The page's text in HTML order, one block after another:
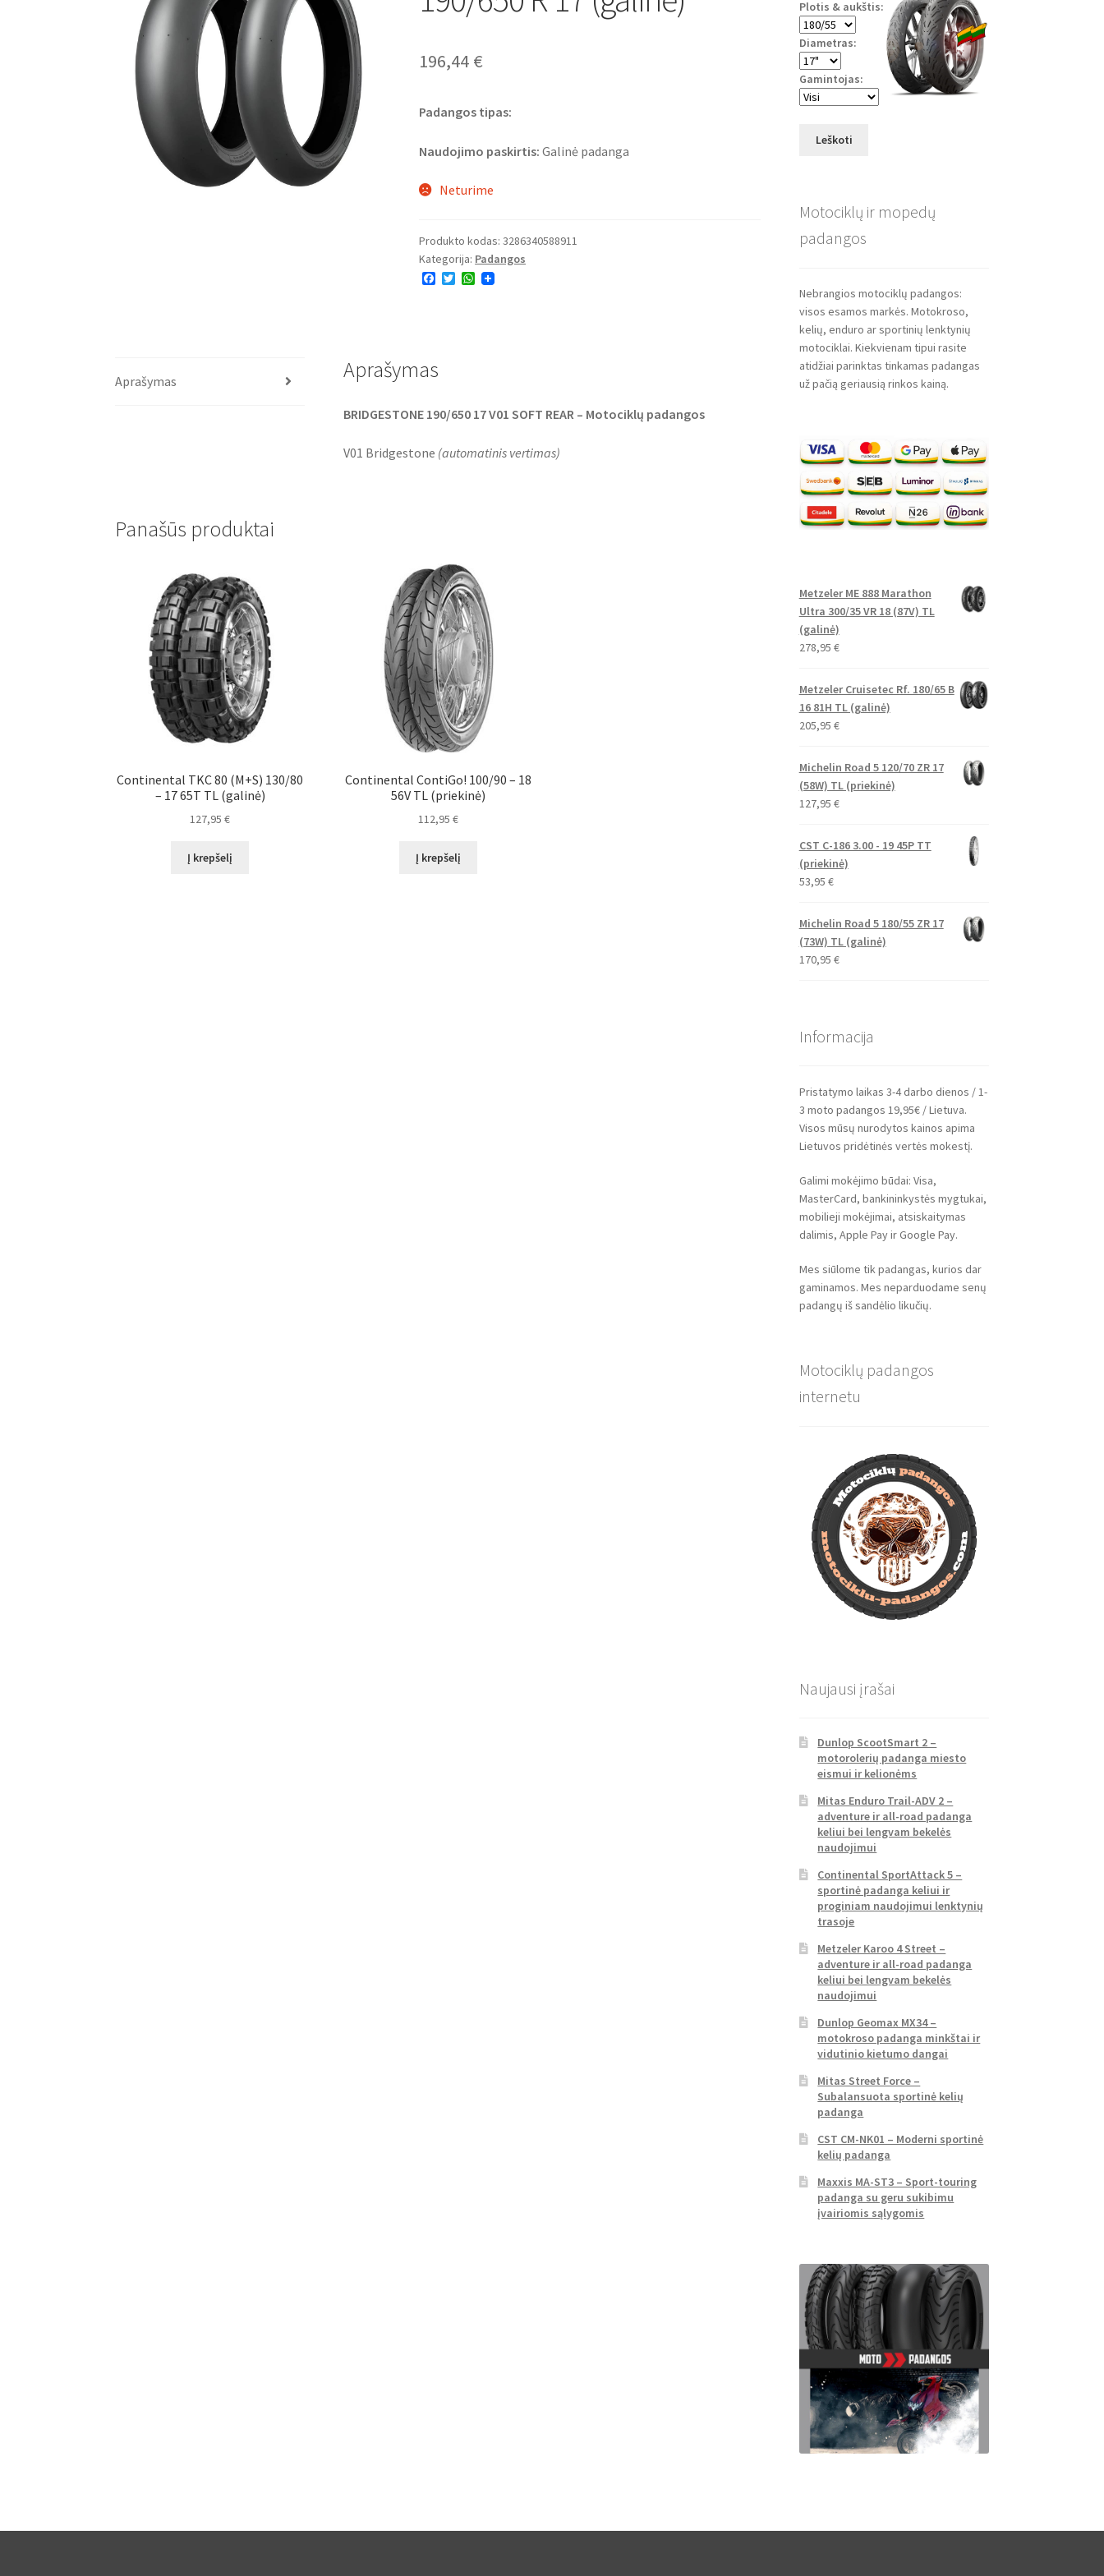
196,44 €
Padangos tipas:
Naudojimo paskirtis: Galinė padanga
Neturime
Produkto kodas:3286340588911
Kategorija: Padangos
F
k
T
W
Aprašymas Aprašymas
BRIDGESTONE 190/650 17 V01 SOFT REAR – Motociklų padangos
V01 Bridgestone (automatinis vertimas)
Panašūs produktai
Continental TKC 80 (M+S) 130/80
– 17 65T TL (galinė)
127,95€
Į krepšelį
Continental ContiGo! 100/90 – 18
56V TL (priekinė)
112,95 €
Į krepšelį
Plotis & aukštis:
Diametras:
Gamintojas:
Leškoti
Motociklų ir mopedų
padangos
Nebrangios motociklų padangos:
visos esamos markės. Motokroso,
kelių, enduro ar sportinių lenktynių
motociklai. Kiekvienam tipui rasite
atidžiai parinktas tinkamas padangas
už pačią geriausią rinkos kainą.
Metzeler ME 888 Marathon
Ultra 300/35 VR 18 (87V) TL
(galinė)
278,95 €
Metzeler Cruisetec Rf. 180/65 B
16 81H TL (galinė)
205,95 €
Michelin Road 5 120/70 ZR 17
(58W) TL (priekinė)
127,95 €
CST C-186 3.00 - 19 45P TT
(priekinė)
53,95 €
Michelin Road 5 180/55 ZR 17
(73W) TL (galinė)
170,95 €
Informacija
Pristatymo laikas 3-4 darbo dienos / 1-
3 moto padangos 19,95€ / Lietuva.
Visos mūsų nurodytos kainos apima
Lietuvos pridėtinės vertės mokestį.
Galimi mokėjimo būdai: Visa,
MasterCard, bankininkystės mygtukai,
mobilieji mokėjimai, atsiskaitymas
dalimis, Apple Pay ir Google Pay.
Mes siūlome tik padangas, kurios dar
gaminamos. Mes neparduodame senų
padangų iš sandėlio likučių.
Motociklų padangos
internetu
Naujausi įrašai
Dunlop ScootSmart 2 –
motorolerių padanga miesto
eismui ir kelionėms
Mitas Enduro Trail-ADV 2 –
adventure ir all-road padanga
keliui bei lengvam bekelės
naudojimui
Continental SportAttack 5 –
sportinė padanga keliui ir
proginiam naudojimui lenktynių
trasoje
Metzeler Karoo 4 Street –
adventure ir all-road padanga
keliui bei lengvam bekelės
naudojimui
Dunlop Geomax MX34 –
motokroso padanga minkštai ir
vidutinio kietumo dangai
Mitas Street Force –
Subalansuota sportinė kelių
padanga
CST CM-NK01 – Moderni sportinė
kelių padanga
Maxxis MA-ST3 – Sport-touring
padanga su geru sukibimu
įvairiomis sąlygomis